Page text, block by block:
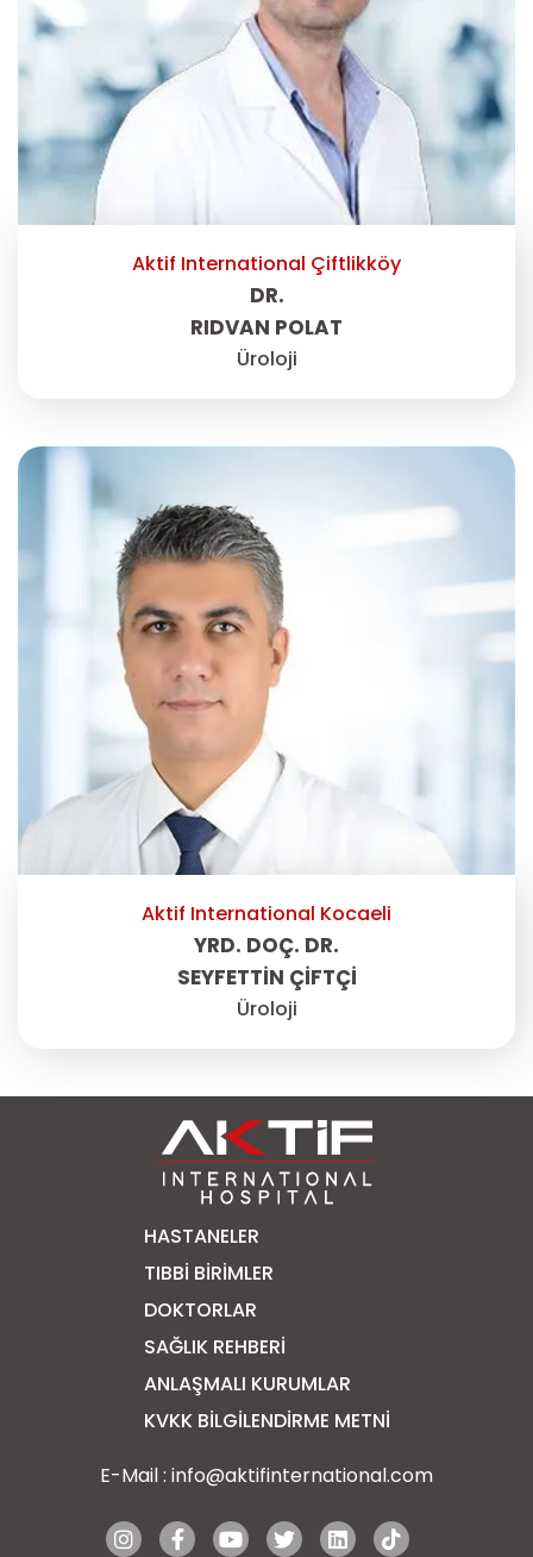
Aktif International Çiftlikköy
DR.
RIDVAN POLAT
Üroloji
Aktif International Kocaeli
YRD. DOÇ. DR.
SEYFETTIN ÇIFTÇI
Üroloji
HASTANELER
TIBBI BIRIMLER
DOKTORLAR
SAĞLIK REHBERI
ANLAŞMALI KURUMLAR
KVKK BİLGİLENDİRME METNİ
E-Mail : info@aktifinternational.com